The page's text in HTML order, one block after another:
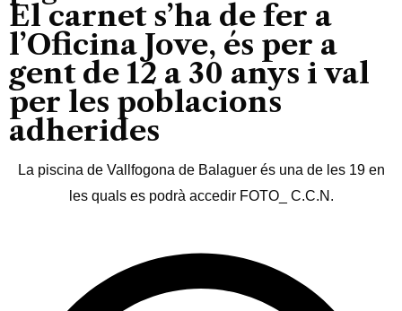
El carnet s’ha de fer a
l’Oficina Jove, és per a
gent de 12 a 30 anys i val
per les poblacions
adherides
La piscina de Vallfogona de Balaguer és una de les 19 en
les quals es podrà accedir FOTO_ C.C.N.